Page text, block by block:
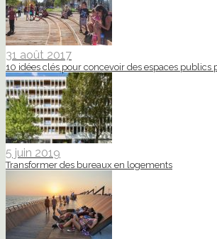
31 août 2017
10 idées clés pour concevoir des espaces publics
5 juin 2019
Transformer des bureaux en logements